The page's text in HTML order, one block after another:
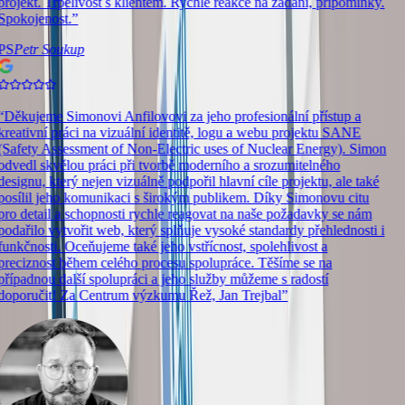
”
Petr Soukup
Děkujeme Simonovi Anfilovovi za jeho profesionální přístup a
práci na vizuální identitě, logu a webu projektu SANE
Assessment of Non-Electric uses of Nuclear Energy). Simon
skvělou práci při tvorbě moderního a srozumitelného
který nejen vizuálně podpořil hlavní cíle projektu, ale také
jeho komunikaci s širokým publikem. Díky Simonovu citu
detail a schopnosti rychle reagovat na naše požadavky se nám
vytvořit web, který splňuje vysoké standardy přehlednosti i
Oceňujeme také jeho vstřícnost, spolehlivost a
během celého procesu spolupráce. Těšíme se na
další spolupráci a jeho služby můžeme s radostí
Za Centrum výzkumu Řež, Jan Trejbal”